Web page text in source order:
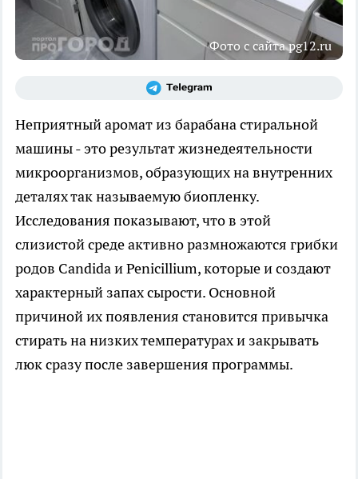
Фото с сайта pg12.ru
Неприятный аромат из барабана стиральной
машины - это результат жизнедеятельности
микроорганизмов, образующих на внутренних
деталях так называемую биопленку.
Исследования показывают, что в этой
слизистой среде активно размножаются грибки
родов Candida и Penicillium, которые и создают
характерный запах сырости. Основной
причиной их появления становится привычка
стирать на низких температурах и закрывать
люк сразу после завершения программы.